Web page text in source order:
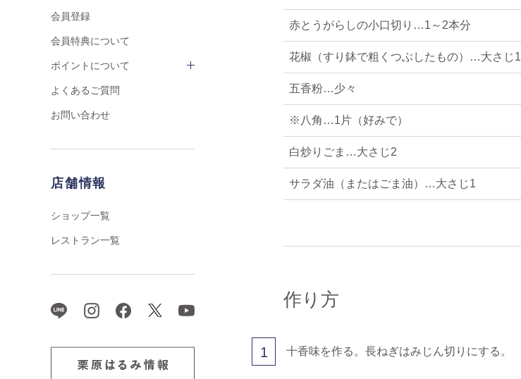
会員登録
会員特典について
ポイントについて
よくあるご質問
お問い合わせ
店舗情報
ショップ一覧
レストラン一覧
赤とうがらしの小口切り…1～2本分
花椒（すり鉢で粗くつぶしたもの）…大さじ1
五香粉…少々
※八角…1片（好みで）
白炒りごま…大さじ2
サラダ油（またはごま油）…大さじ1
作り方
1 十香味を作る。長ねぎはみじん切りにする。